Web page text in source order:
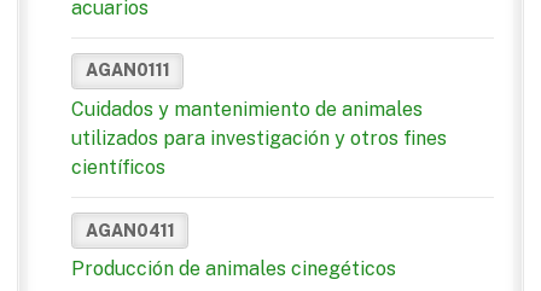
acuarios
AGAN0111
Cuidados y mantenimiento de animales
utilizados para investigación y otros fines
científicos
AGAN0411
Producción de animales cinegéticos